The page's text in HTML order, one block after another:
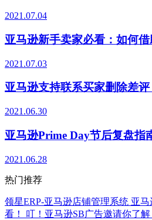
2021.07.04
亚马逊新手卖家必看：如何
2021.07.03
亚马逊支持联系买家删除差评
2021.06.30
亚马逊Prime Day节后复盘指
2021.06.28
热门推荐
领星ERP-亚马逊店铺管理系统 亚马
看！
叮！亚马逊SB广告邀请你了解